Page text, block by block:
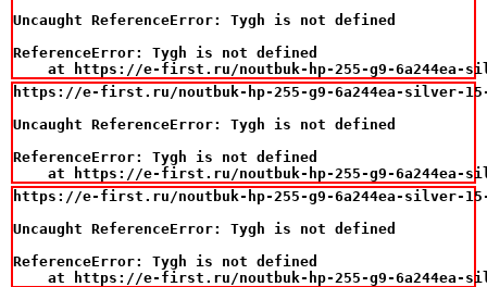
Uncaught ReferenceError: Tygh is not defined
ReferenceError: Tygh is not defined
at https://e-first.ru/noutbuk-hp-255-g9-6a244ea-
https://e-first.ru/noutbuk-hp-255-g9-6a244ea-silver-15-
Uncaught ReferenceError: Tygh is not defined
ReferenceError: Tygh is not defined
at https://e-first.ru/noutbuk-hp-255-g9-6a244ea-
https://e-first.ru/noutbuk-hp-255-g9-6a244ea-silver-15-
Uncaught ReferenceError: Tygh is not defined
ReferenceError: Tygh is not defined
at https://e-first.ru/noutbuk-hp-255-g9-6a244ea-